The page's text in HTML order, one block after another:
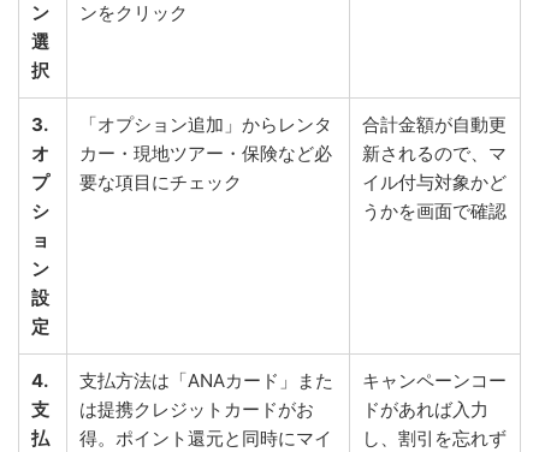
ン
選
択
ンをクリック
3.
オ
プ
シ
ョ
ン
設
定
「オプション追加」からレンタ
カー・現地ツアー・保険など必
要な項目にチェック
合計金額が自動更
新されるので、マ
イル付与対象かど
うかを画面で確認
4.
支
払
支払方法は「ANAカード」また
は提携クレジットカードがお
得。ポイント還元と同時にマイ
キャンペーンコー
ドがあれば入力
し、割引を忘れず